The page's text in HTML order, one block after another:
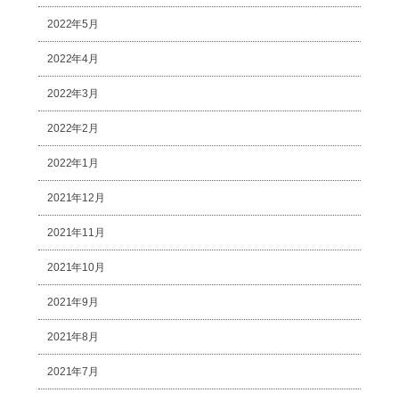
2022年5月
2022年4月
2022年3月
2022年2月
2022年1月
2021年12月
2021年11月
2021年10月
2021年9月
2021年8月
2021年7月